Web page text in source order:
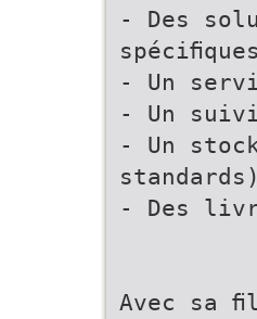
- Des
spéciﬁques
- Un
- Un
- Un
standards)
- Des
Avec sa